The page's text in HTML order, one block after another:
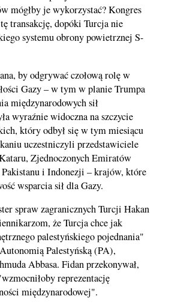
mógłby je wykorzystać? Kongres
tę transakcję, dopóki Turcja nie
systemu obrony powietrznej S-
by odgrywać czołową rolę w
Gazy – w tym w planie Trumpa
międzynarodowych sił
wyraźnie widoczna na szczycie
który odbył się w tym miesiącu
uczestniczyli przedstawiciele
Zjednoczonych Emiratów
i Indonezji – krajów, które
wsparcia sił dla Gazy.
spraw zagranicznych Turcji Hakan
że Turcja chce jak
palestyńskiego pojednania"
Palestyńską (PA),
Abbasa. Fidan przekonywał,
reprezentację
międzynarodowej".